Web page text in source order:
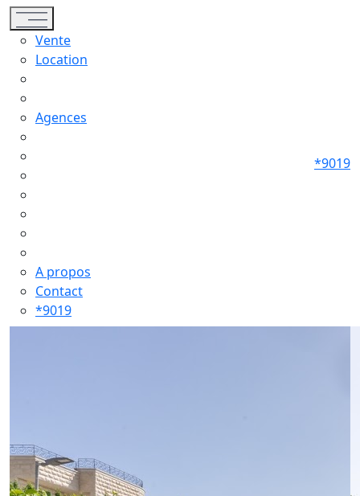
Toggle navigation
Vente
Location
Agences
A propos
Contact
*9019
*9019